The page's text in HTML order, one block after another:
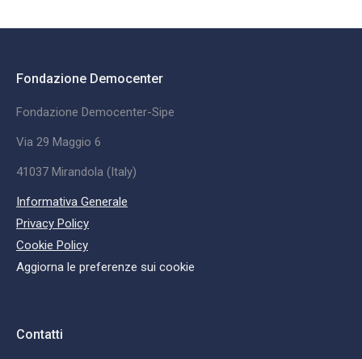
Fondazione Democenter
Fondazione Democenter-Sipe
Via 29 Maggio 6
41037 Mirandola (Italy)
Informativa Generale
Privacy Policy
Cookie Policy
Aggiorna le preferenze sui cookie
Contatti